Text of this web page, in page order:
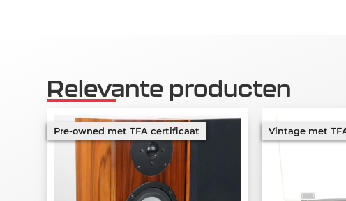
Relevante producten
Pre-owned met TFA certificaat Vintage met